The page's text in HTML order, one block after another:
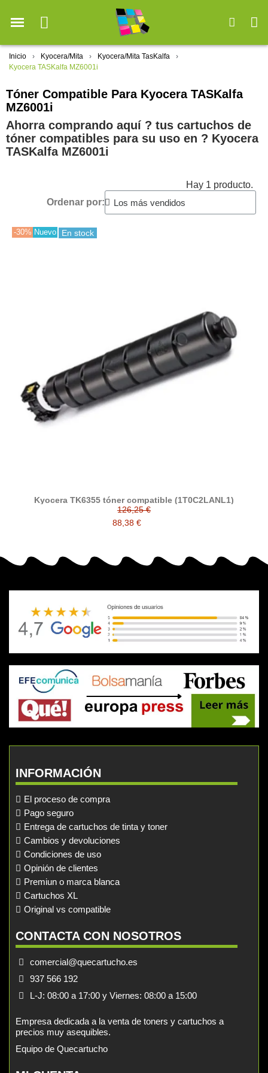
Inicio Kyocera/Mita
Kyocera/Mita TasKalfa
Kyocera TASKalfa MZ6001i
Tóner Compatible Para Kyocera TASKalfa
MZ6001i
Ahorra comprando aquí ? tus cartuchos de
tóner compatibles para su uso en ?️ Kyocera
TASKalfa MZ6001i
Hay 1 producto.
Ordenar por:
-30% Nuevo En stock
Kyocera TK6355 tóner compatible (1T0C2LANL1)
126,25 €
88,38 €
INFORMACIÓN
El proceso de compra
Pago seguro
Entrega de cartuchos de tinta y toner
Cambios y devoluciones
Condiciones de uso
Opinión de clientes
Premiun o marca blanca
Cartuchos XL
Original vs compatible
CONTACTA CON NOSOTROS
comercial@quecartucho.es
937 566 192
L-J: 08:00 a 17:00 y Viernes: 08:00 a 15:00
Empresa dedicada a la venta de toners y cartuchos a
precios muy asequibles.
Equipo de Quecartucho